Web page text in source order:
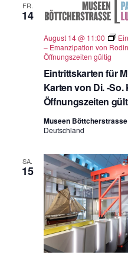
FR.
14
Eintrittskarten für
Karten von Di. -So.
Öffnungszeiten
August 14 @ 11:00
– Emanzipation von
Öffnungszeiten gültig
Museen Böttcherstrasse
Deutschland
SA.
15